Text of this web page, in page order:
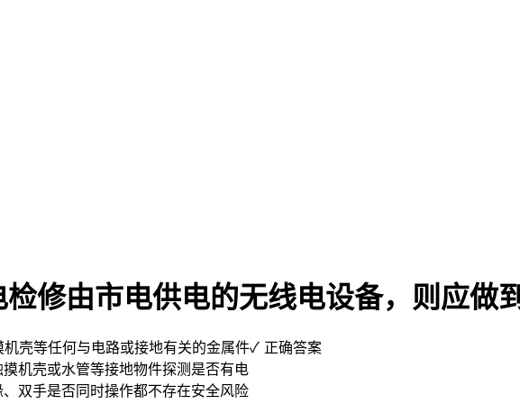
修由市电供电的无线电设备，则应做
壳等任何与电路或接地有关的金属件✓ 正确答案
机壳或水管等接地物件探测是否有电
双手是否同时操作都不存在安全风险